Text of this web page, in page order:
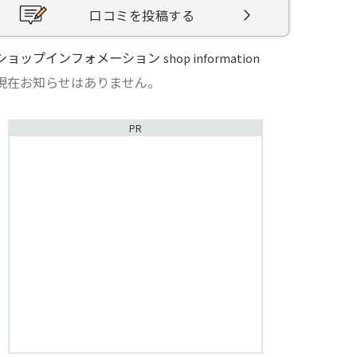
口コミを投稿する
ョップインフォメーションshop information
在お知らせはありません。
PR